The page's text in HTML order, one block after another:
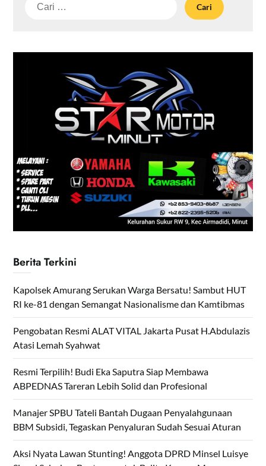
Berita Terkini
Kapolsek Amurang Serukan Warga Bersatu! Sambut HUT
RI ke-81 dengan Semangat Nasionalisme dan Kamtibmas
Pengobatan Resmi ALAT VITAL Jakarta Pusat H.Abdulazis
Atasi Lemah Syahwat
Resmi Terpilih! Budi Eka Saputra Siap Membawa
ABPEDNAS Tareran Lebih Solid dan Profesional
Manajer SPBU Tateli Bantah Dugaan Penyalahgunaan
BBM Subsidi, Tegaskan Penyaluran Sudah Sesuai Aturan
Aksi Nyata Lawan Stunting! Anggota DPRD Minsel Luisye